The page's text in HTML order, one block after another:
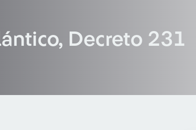
Decreto 231